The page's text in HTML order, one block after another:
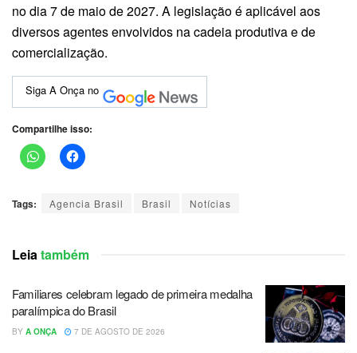
no dia 7 de maio de 2027. A legislação é aplicável aos
diversos agentes envolvidos na cadeia produtiva e de
comercialização.
Siga A Onça no
Compartilhe isso:
Tags: Agencia Brasil Brasil Notícias
Leiatambém
Familiares celebram legado de primeira medalha
paralímpica do Brasil
BY A ONÇA 7 DE AGOSTO DE 2026